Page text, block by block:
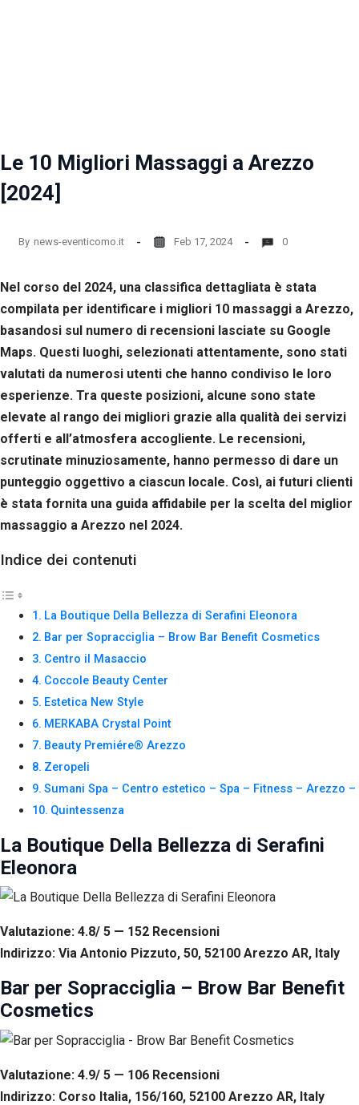
Le 10 Migliori Massaggi a Arezzo
[2024]
By news-eventicomo.it Feb 17, 2024 0
Nel corso del 2024, una classifica dettagliata è stata
compilata per identificare i migliori 10 massaggi a Arezzo,
basandosi sul numero di recensioni lasciate su Google
Maps. Questi luoghi, selezionati attentamente, sono stati
valutati da numerosi utenti che hanno condiviso le loro
esperienze. Tra queste posizioni, alcune sono state
elevate al rango dei migliori grazie alla qualità dei servizi
offerti e all’atmosfera accogliente. Le recensioni,
scrutinate minuziosamente, hanno permesso di dare un
punteggio oggettivo a ciascun locale. Così, ai futuri clienti
è stata fornita una guida affidabile per la scelta del miglior
massaggio a Arezzo nel 2024.
Indice dei contenuti
La Boutique Della Bellezza di Serafini Eleonora
Bar per Sopracciglia – Brow Bar Benefit Cosmetics
Centro il Masaccio
Coccole Beauty Center
Estetica New Style
MERKABA Crystal Point
Beauty Premiére® Arezzo
Zeropeli
Sumani Spa – Centro estetico – Spa – Fitness – Arezzo –
Quintessenza
La Boutique Della Bellezza di Serafini
Eleonora
Valutazione: 4.8/ 5 — 152 Recensioni
Indirizzo: Via Antonio Pizzuto, 50, 52100 Arezzo AR, Italy
Bar per Sopracciglia – Brow Bar Benefit
Cosmetics
Valutazione: 4.9/ 5 — 106 Recensioni
Indirizzo: Corso Italia, 156/160, 52100 Arezzo AR, Italy
all'utilizzo
web
stesso.
permettere
una migliore
di
navigazione
sul nostro
sito durante
la tua visita.
Se rifiuti
cookie,
alcune
funzioni del
sito non
saranno
disponibili.
tuo
comportamento
nostro sito,
aumenti le
possibilità di
e offerte
personalizzati.